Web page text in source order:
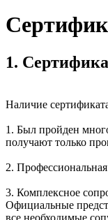
1.
Наличие
1. Был пройден
получают только
2.
3. Комплексное
Официальные
все необходимые